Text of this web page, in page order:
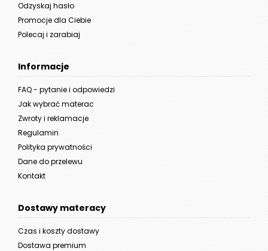
Odzyskaj hasło
Promocje dla Ciebie
Polecaj i zarabiaj
Informacje
FAQ - pytanie i odpowiedzi
Jak wybrać materac
Zwroty i reklamacje
Regulamin
Polityka prywatności
Dane do przelewu
Kontakt
Dostawy materacy
Czas i koszty dostawy
Dostawa premium